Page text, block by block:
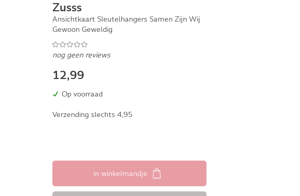
Zusss
Ansichtkaart Sleutelhangers Samen Zijn Wij
Gewoon Geweldig
nog geen reviews
12,99
Op voorraad
Verzending slechts 4,95
in winkelmandje